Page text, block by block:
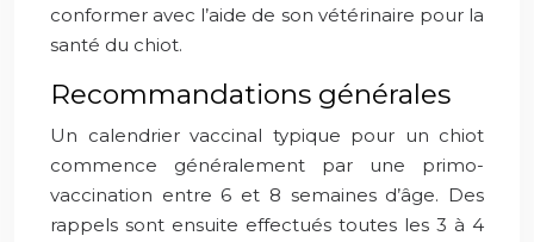
conformer avec l’aide de son vétérinaire pour la
santé du chiot.
Recommandations générales
Un calendrier vaccinal typique pour un chiot
commence généralement par une primo-
vaccination entre 6 et 8 semaines d’âge. Des
rappels sont ensuite effectués toutes les 3 à 4